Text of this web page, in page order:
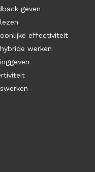
geven
effectiviteit
werken